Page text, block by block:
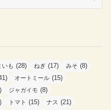
いも (28) ねぎ (17) みそ (8)
オートミール (15)
ジャガイモ (8)
トマト (15) ナス (21)